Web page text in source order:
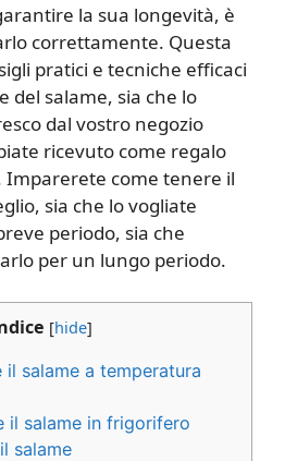
la sua longevità, è
correttamente. Questa
pratici e tecniche efficaci
del salame, sia che lo
dal vostro negozio
ricevuto come regalo
Imparerete come tenere il
sia che lo vogliate
periodo, sia che
per un lungo periodo.
[hide]
il salame a temperatura
il salame in frigorifero
salame